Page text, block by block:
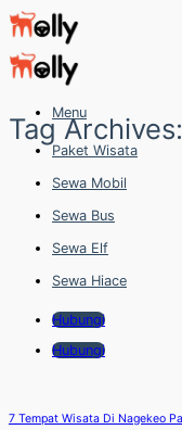
Skip
to
content
Menu
Paket Wisata
Sewa Mobil
Sewa Bus
Sewa Elf
Sewa Hiace
Hubungi
Hubungi
Tag Archives:
7 Tempat Wisata Di Nagekeo